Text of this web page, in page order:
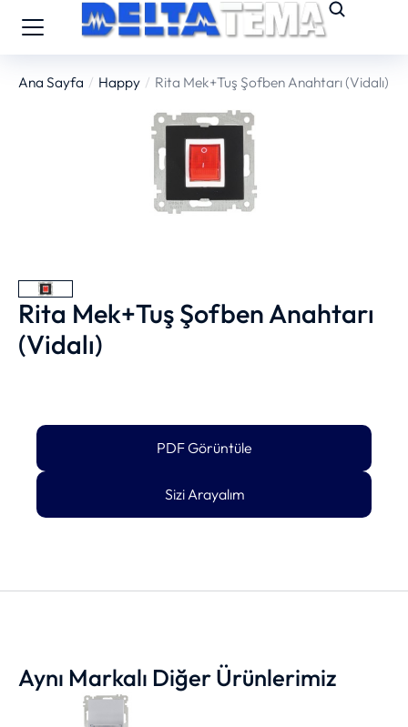
You are here:
Ana Sayfa Happy Rita Mek+Tuş Şofben Anahtarı (Vidalı)
Rita Mek+Tuş Şofben Anahtarı
(Vidalı)
PDF Görüntüle
Sizi Arayalım
Aynı Markalı Diğer Ürünlerimiz